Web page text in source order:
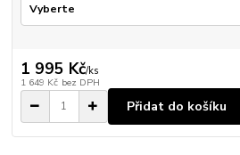
1 995 Kč/ks
1 649 Kč bez DPH
Přidat do košíku